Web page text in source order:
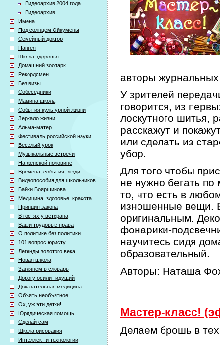
Видеоархив 2004 года
Видеоархив
Имена
Под солнцем Ойкумены
Семейный доктор
Пангея
Школа здоровья
Домашний зоопарк
Рекордсмен
Без визы
Собеседники
Мамина школа
События культурной жизни
Зеркало жизни
Альма-матер
Фестиваль российской науки
Веселый урок
Музыкальные встречи
На женской половине
Времена, события, люди
Видеопособия для школьников
Байки Бояршинова
Медицина. здоровье. красота
Принцип закона
В гостях у ветерана
Ваши трудовые права
О политике без политики
101 вопрос юристу
Легенды золотого века
Новая школа
Заглянем в словарь
Дорогу осилит идущий
Доказательная медицина
Объять необъятное
Ох, уж эти детки!
Юридическая помощь
Сделай сам
Школа рисования
Интеллект и технологии
авторы журнальных
У зрителей
говорится, из
лоскутного шитья,
расскажут и
или сделать из
убор.
Для того чтобы
не нужно бегать по
то, что есть в
изношенные вещи.
оригинальным.
фонарики-
научитесь сидя
образовательный.
Авторы: Наташа
Мастер-класс!
Делаем брошь в